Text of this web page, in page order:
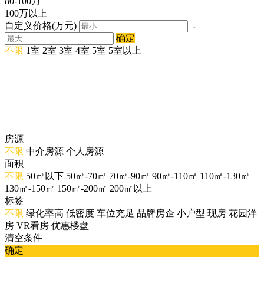
100万以上
自定义价格(万元)
-
确定
不限 1室 2室 3室 4室 5室 5室以上
房源
不限 中介房源 个人房源
面积
不限 50㎡以下 50㎡-70㎡ 70㎡-90㎡ 90㎡-110㎡ 110㎡-130㎡
130㎡-150㎡ 150㎡-200㎡ 200㎡以上
标签
不限 绿化率高 低密度 车位充足 品牌房企 小户型 现房 花园洋
房 VR看房 优惠楼盘
清空条件
确定